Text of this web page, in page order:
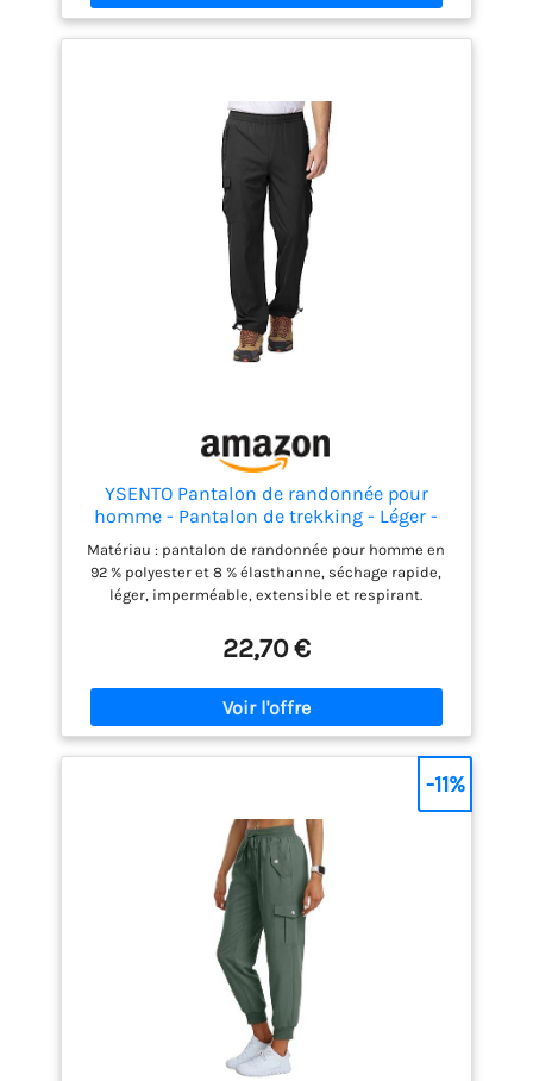
résistant à l'abrasion. Ceinture partiellement
élastique et réglable pour un ajustement optimal.
nylon, respirant et frais. ➧ APPLICABLE : peut être
utilisé comme pantalon de plein air, pantalon de
pêche, pantalon de montagne pour homme,
pantalon de travail, pantalon de pêche, pantalon de
randonnée, pantalon de cyclisme, pantalon
d'escalade. Notes --- !!!Choisissez une taille plus
petite que votre taille habituelle ! !! Vous pouvez
consulter le tableau des tailles dans la "Description
du produit". N'hésitez pas à nous contacter si vous
avez des suggestions.
YSENTO Pantalon de randonnée pour
homme - Pantalon de trekking - Léger -
Respirant - Séchage rapide - Pantalon
fonctionnel imperméable, Noir , M
Matériau : pantalon de randonnée pour homme en
92 % polyester et 8 % élasthanne, séchage rapide,
léger, imperméable, extensible et respirant.
l'humidité à séchage rapide transfère la
transpiration de la peau vers le tissu en la
transférant sur la surface pour une évaporation
rapide et aide à évacuer l'humidité pour vous garder
au frais et au sec. Design : avec une coupe profilée,
des genoux préformés et une cheville réglable, le
pantalon de marche pour homme est doté d'une
pour un ajustement sûr et soutient le mouvement
actif. Poches multiples : pantalon d'extérieur pour
homme avec 5 poches pour une capacité de
stockage maximale. 2 poches zippées Slash, 2
poches cargo sur les cuisses, 1 poche zippée à
l'arrière Occasions -- Pantalon de trekking YSENTO
adapté à tous les types de sports quotidiens et de
plein air : randonnée, randonnée, trekking,
camping, pêche, course, chasse, cyclisme,
alpinisme, voyage, travail, jogging
22,70 €
-11%